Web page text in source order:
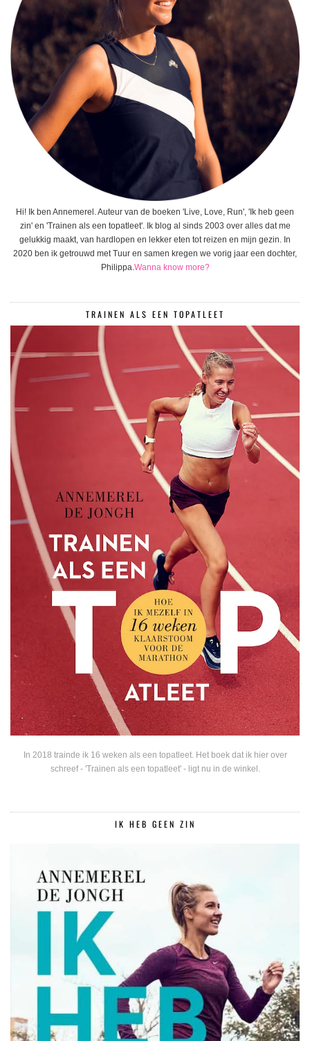
Hi! Ik ben Annemerel. Auteur van de boeken 'Live, Love, Run', 'Ik heb geen
zin' en 'Trainen als een topatleet'. Ik blog al sinds 2003 over alles dat me
gelukkig maakt, van hardlopen en lekker eten tot reizen en mijn gezin. In
2020 ben ik getrouwd met Tuur en samen kregen we vorig jaar een dochter,
Philippa.Wanna know more?
TRAINEN ALS EEN TOPATLEET
In 2018 trainde ik 16 weken als een topatleet. Het boek dat ik hier over
schreef - 'Trainen als een topatleet' - ligt nu in de winkel.
IK HEB GEEN ZIN